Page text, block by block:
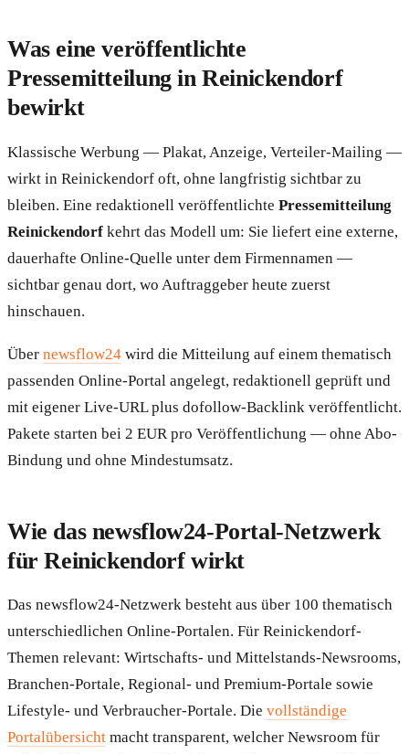
Was eine veröffentlichte
Pressemitteilung in Reinickendorf
bewirkt
Klassische Werbung — Plakat, Anzeige, Verteiler-Mailing —
wirkt in Reinickendorf oft, ohne langfristig sichtbar zu
bleiben. Eine redaktionell veröffentlichte Pressemitteilung
Reinickendorf kehrt das Modell um: Sie liefert eine externe,
dauerhafte Online-Quelle unter dem Firmennamen —
sichtbar genau dort, wo Auftraggeber heute zuerst
hinschauen.
Über newsflow24 wird die Mitteilung auf einem thematisch
passenden Online-Portal angelegt, redaktionell geprüft und
mit eigener Live-URL plus dofollow-Backlink veröffentlicht.
Pakete starten bei 2 EUR pro Veröffentlichung — ohne Abo-
Bindung und ohne Mindestumsatz.
Wie das newsflow24-Portal-Netzwerk
für Reinickendorf wirkt
Das newsflow24-Netzwerk besteht aus über 100 thematisch
unterschiedlichen Online-Portalen. Für Reinickendorf-
Themen relevant: Wirtschafts- und Mittelstands-Newsrooms,
Branchen-Portale, Regional- und Premium-Portale sowie
Lifestyle- und Verbraucher-Portale. Die vollständige
Portalübersicht macht transparent, welcher Newsroom für